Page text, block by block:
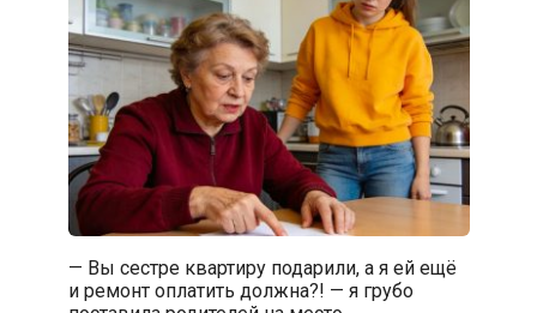
— Вы сестре квартиру подарили, а я ей ещё
и ремонт оплатить должна?! — я грубо